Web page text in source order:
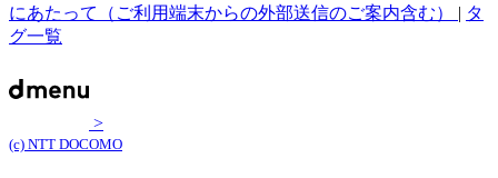
にあたって（ご利用端末からの外部送信のご案内含む） | タ
グ一覧
>
(c) NTT DOCOMO